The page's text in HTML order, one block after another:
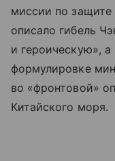
миссии по
описало гибель
и героическую»,
формулировке
во «фронтовой»
Китайского моря.